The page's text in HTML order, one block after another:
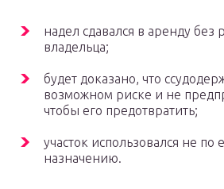
надел сдавался в аренду без
владельца;
будет доказано, что
возможном риске и не
чтобы его предотвратить;
участок использовался не по
назначению.